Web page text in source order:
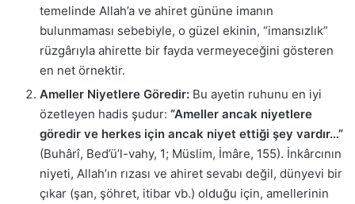
temelinde Allah’a ve ahiret gününe imanın
bulunmaması sebebiyle, o güzel ekinin, “imansızlık”
rüzgârıyla ahirette bir fayda vermeyeceğini gösteren
en net örnektir.
Ameller Niyetlere Göredir: Bu ayetin ruhunu en iyi
özetleyen hadis şudur: “Ameller ancak niyetlere
göredir ve herkes için ancak niyet ettiği şey vardır…”
(Buhârî, Bed’ü’l-vahy, 1; Müslim, İmâre, 155). İnkârcının
niyeti, Allah’ın rızası ve ahiret sevabı değil, dünyevi bir
çıkar (şan, şöhret, itibar vb.) olduğu için, amellerinin